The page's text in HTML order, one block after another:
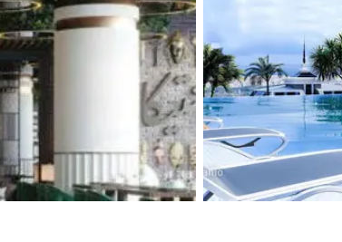
Турция · 2 556
Таиланд · 2 172
Россия · 2 106
Турция · 2 092
Турция · 1 810